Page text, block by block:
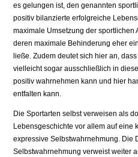
es gelungen ist, den genannten
positiv bilanzierte erfolgreiche
maximale Umsetzung der sportlichen
deren maximale Behinderung eher
ließe. Zudem deutet sich hier an,
vielleicht sogar ausschließlich in
positiv wahrnehmen kann und hier
entfalten kann.
Die Sportarten selbst verweisen als
Lebensgeschichte vor allem auf eine
expressive Selbstwahrnehmung. Die
Selbstwahrnehmung verweist weiter